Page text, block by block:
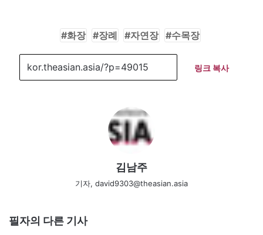
화장 장례 자연장 수목장
링크 복사
김남주
기자, david9303@theasian.asia
필자의 다른 기사